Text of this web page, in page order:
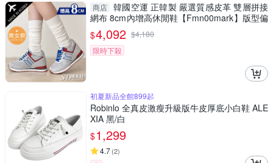
商店 韓國空運 正韓製 嚴選質感皮革 雙層拼接
網布 8cm內增高休閒鞋【Fmn00mark】版型偏
小 / SD韓美鞋
$4,092 $4,180
限時下殺
初夏新品全館899起
Robinlo 全真皮激瘦升級版牛皮厚底小白鞋 ALE
XIA 黑/白
$1,299
4.7(2)